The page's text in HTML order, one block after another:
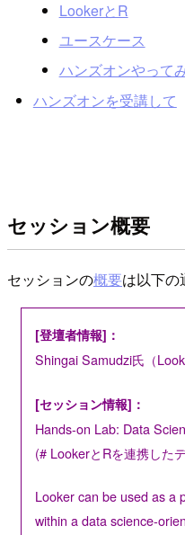
LookerとR
ユースケース
ハンズオンやって
ハンズオンを受講して
セッション概要
セッションの概要は以下の
[登壇者情報]：
Shingai Samudzi氏（
[セッション情報]：
Hands-on Lab: Data
(# LookerとRを連携した
Looker can be used as a
within a data science-